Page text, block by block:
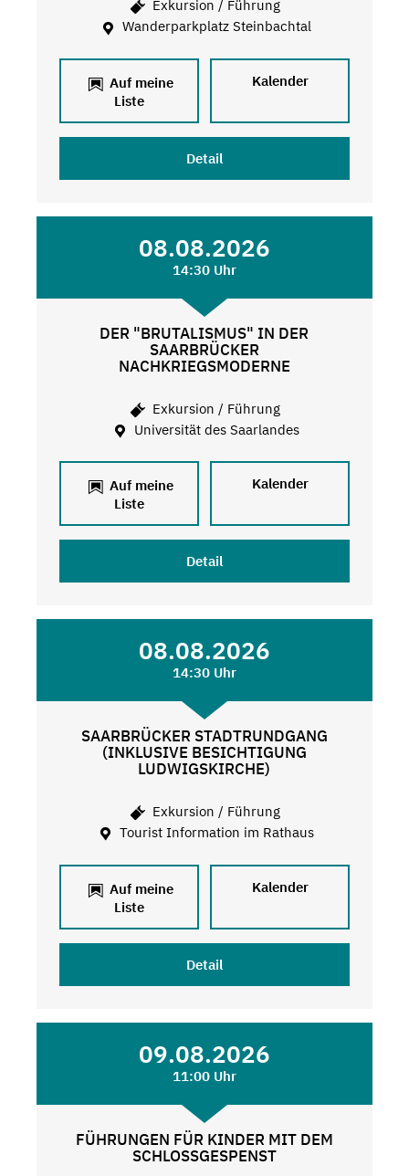
Exkursion / Führung
Wanderparkplatz Steinbachtal
Auf meine
Liste
Kalender
Detail
08.08.2026
14:30 Uhr
DER "BRUTALISMUS" IN DER
SAARBRÜCKER
NACHKRIEGSMODERNE
Exkursion / Führung
Universität des Saarlandes
Auf meine
Liste
Kalender
Detail
08.08.2026
14:30 Uhr
SAARBRÜCKER STADTRUNDGANG
(INKLUSIVE BESICHTIGUNG
LUDWIGSKIRCHE)
Exkursion / Führung
Tourist Information im Rathaus
Auf meine
Liste
Kalender
Detail
09.08.2026
11:00 Uhr
FÜHRUNGEN FÜR KINDER MIT DEM
SCHLOSSGESPENST